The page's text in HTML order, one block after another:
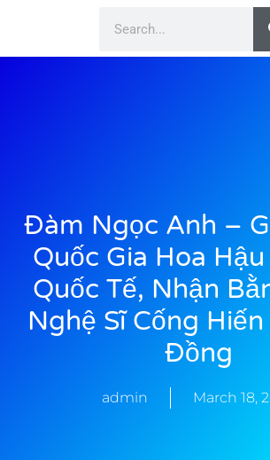
Đàm Ngọc Anh –
Quốc Gia Hoa
Quốc Tế, Nhận
Nghệ Sĩ Cống
Đồng
admin March 18,